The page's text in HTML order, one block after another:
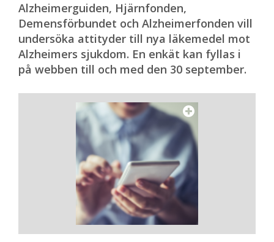
Alzheimerguiden, Hjärnfonden,
Demensförbundet och Alzheimerfonden vill
undersöka attityder till nya läkemedel mot
Alzheimers sjukdom. En enkät kan fyllas i
på webben till och med den 30 september.